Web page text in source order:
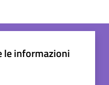
le informazioni